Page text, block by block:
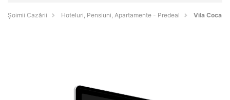
Șoimii Cazării Hoteluri, Pensiuni, Apartamente - Predeal Vila Coca